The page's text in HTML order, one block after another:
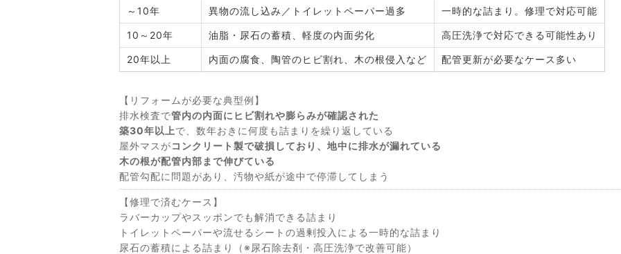
～10年 異物の流し込み／トイレットペーパー過多 一時的な詰まり。修理で対応可能
10～20年 油脂・尿石の蓄積、軽度の内面劣化 高圧洗浄で対応できる可能性あり
20年以上 内面の腐食、陶管のヒビ割れ、木の根侵入など 配管更新が必要なケース多い
【リフォームが必要な典型例】
排水検査で管内の内面にヒビ割れや膨らみが確認された
築30年以上で、数年おきに何度も詰まりを繰り返している
屋外マスがコンクリート製で破損しており、地中に排水が漏れている
木の根が配管内部まで伸びている
配管勾配に問題があり、汚物や紙が途中で停滞してしまう
【修理で済むケース】
ラバーカップやスッポンでも解消できる詰まり
トイレットペーパーや流せるシートの過剰投入による一時的な詰まり
尿石の蓄積による詰まり（※尿石除去剤・高圧洗浄で改善可能）